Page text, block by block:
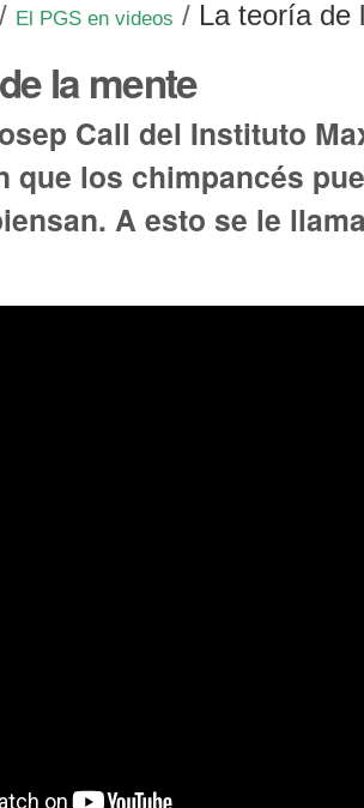
/ El PGS en videos / La teoría de
la mente
Call del Instituto
que los chimpancés
A esto se le